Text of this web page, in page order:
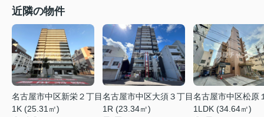
近隣の物件
名古屋市中区新栄２丁目
1K (25.31㎡)
名古屋市中区大須３丁目
1R (23.34㎡)
名古屋市中区松原
1LDK (34.64㎡)